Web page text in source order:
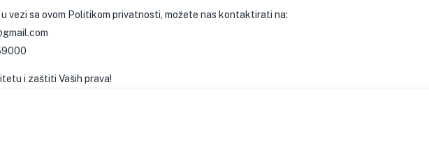
vezi sa ovom Politikom privatnosti, možete nas kontaktirati na:
i zaštiti Vaših prava!